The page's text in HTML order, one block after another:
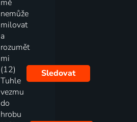
mě
nemůže
milovat
a
rozumět
mi
(12)
Tuhle
vezmu
do
hrobu
Sledovat